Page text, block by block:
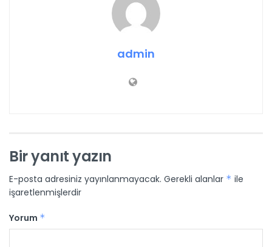
admin
Bir yanıt yazın
E-posta adresiniz yayınlanmayacak. Gerekli alanlar * ile
işaretlenmişlerdir
Yorum *